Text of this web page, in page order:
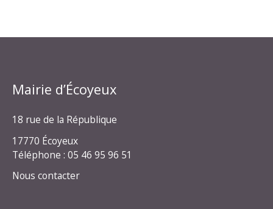
Mairie d’Écoyeux
18 rue de la République
17770 Écoyeux
Téléphone : 05 46 95 96 51
Nous contacter